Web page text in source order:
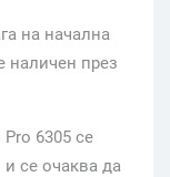
на начална
наличен през
6305 се
и се очаква да